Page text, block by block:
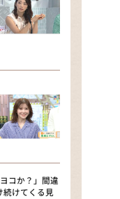
福井アナ
（news お
うの献立 何
シーズン２
ダ
ブ 正義の
コか？」間違
続けてくる見